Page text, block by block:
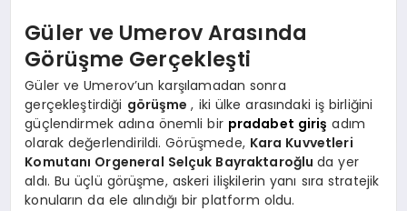
Güler ve Umerov Arasında
Görüşme Gerçekleşti
Güler ve Umerov’un karşılamadan sonra
gerçekleştirdiği görüşme, iki ülke arasındaki iş birliğini
güçlendirmek adına önemli bir pradabet giriş adım
olarak değerlendirildi. Görüşmede, Kara Kuvvetleri
Komutanı Orgeneral Selçuk Bayraktaroğluda yer
aldı. Bu üçlü görüşme, askeri ilişkilerin yanı sıra stratejik
konuların da ele alındığı bir platform oldu.